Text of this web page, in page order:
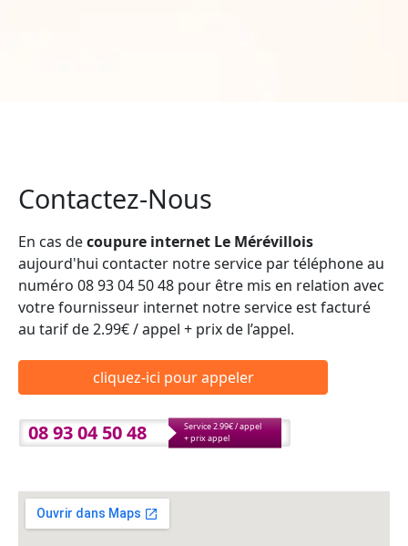
Contactez-Nous
En cas decoupure internet Le Mérévillois
aujourd'hui contacter notre service par téléphone au
numéro 08 93 04 50 48 pour être mis en relation avec
votre fournisseur internet notre service est facturé
au tarif de 2.99€ / appel + prix de l’appel.
cliquez-ici pour appeler
08 93 04 50 48
Service 2.99€ / appel
+ prix appel